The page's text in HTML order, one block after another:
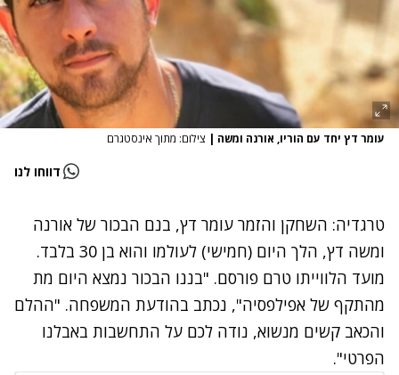
עומר דץ יחד עם הוריו, אורנה ומשה | צילום: מתוך אינסטגרם
דווחו לנו
טרגדיה: השחקן והזמר עומר דץ, בנם הבכור של אורנה
ומשה דץ, הלך היום (חמישי) לעולמו והוא בן 30 בלבד.
מועד הלווייתו טרם פורסם. "בננו הבכור נמצא היום מת
מהתקף של אפילפסיה", נכתב בהודעת המשפחה. "ההלם
והכאב קשים מנשוא, נודה לכם על התחשבות באבלנו
הפרטי".